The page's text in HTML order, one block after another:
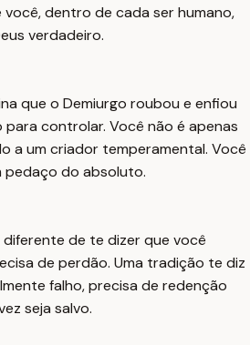
dentro de cada ser humano,
verdadeiro.
que o Demiurgo roubou e enfiou
controlar. Você não é apenas
a um criador temperamental. Você
pedaço do absoluto.
de te dizer que você
de perdão. Uma tradição te diz
falho, precisa de redenção
seja salvo.